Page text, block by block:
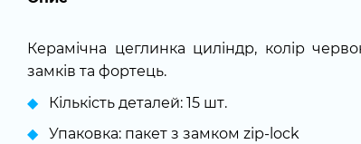
Керамічна цеглинка циліндр, колір
замків та фортець.
Кількість деталей: 15 шт.
Упаковка: пакет з замком zip-lock